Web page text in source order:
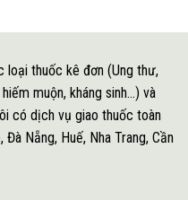
loại thuốc kê đơn (Ung thư,
muộn, kháng sinh...) và
có dịch vụ giao thuốc toàn
Nẵng, Huế, Nha Trang, Cần